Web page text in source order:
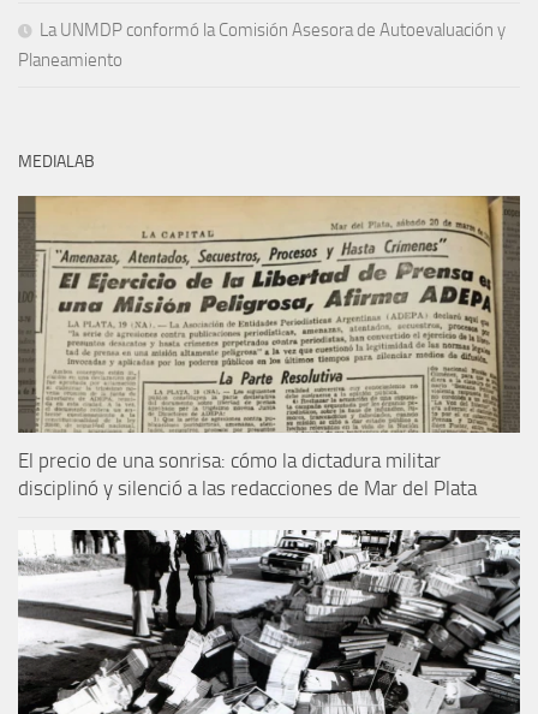
La UNMDP conformó la Comisión Asesora de Autoevaluación y
Planeamiento
MEDIALAB
El precio de una sonrisa: cómo la dictadura militar
disciplinó y silenció a las redacciones de Mar del Plata